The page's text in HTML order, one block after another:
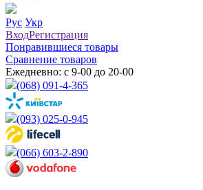
Рус Укр
ВходРегистрация
Понравившиеся товары
Сравнение товаров
Ежедневно: с 9-00 до 20-00
(068) 091-4-365
(093) 025-0-945
(066) 603-2-890